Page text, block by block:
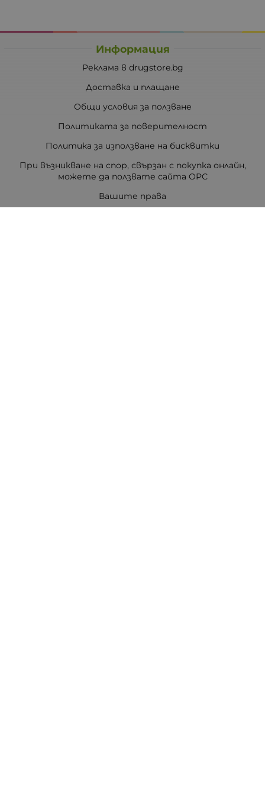
Информация
Реклама в drugstore.bg
Доставка и плащане
Общи условия за ползване
Политиката за поверителност
Политика за използване на бисквитки
При възникване на спор, свързан с покупка онлайн,
можете да ползвате сайта ОРС
Вашите права